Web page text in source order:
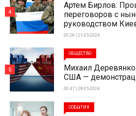
Артем Бирлов:
переговоров с
руководством
00:28 | 21-05-2024
4
ОБЩЕСТВО
Михаил
США —
00:47 | 28-05-2024
5
СОБЫТИЯ